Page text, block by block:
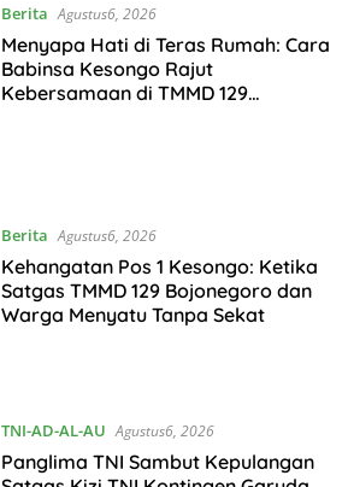
Berita Agustus6, 2026
Menyapa Hati di Teras Rumah: Cara
Babinsa Kesongo Rajut
Kebersamaan di TMMD 129
Berita Agustus6, 2026
Kehangatan Pos 1 Kesongo: Ketika
Satgas TMMD 129 Bojonegoro dan
Warga Menyatu Tanpa Sekat
TNI-AD-AL-AU Agustus6, 2026
Panglima TNI Sambut Kepulangan